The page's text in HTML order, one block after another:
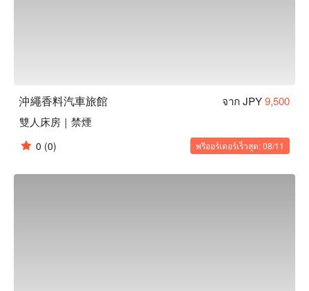
沖繩香料汽車旅館 จาก JPY9,500
雙人床房｜禁煙
0 (0) พรีออร์เดอร์เร็วสุด: 08/11